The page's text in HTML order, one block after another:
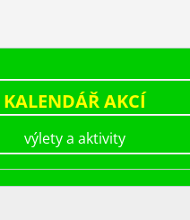
KALENDÁŘ AKCÍ
výlety a aktivity